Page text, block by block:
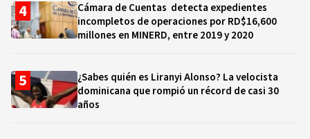
Cámara de Cuentas detecta expedientes
incompletos de operaciones por RD$16,600
millones en MINERD, entre 2019 y 2020
¿Sabes quién es Liranyi Alonso? La velocista
dominicana que rompió un récord de casi 30
años